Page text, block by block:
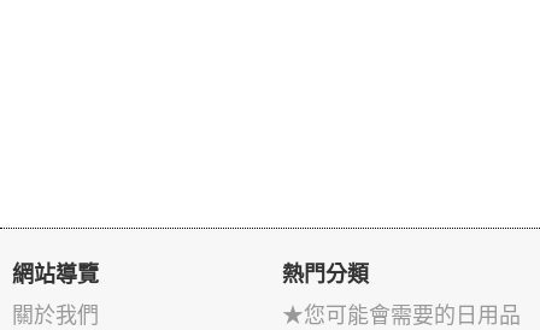
網站導覽
關於我們
熱門分類
★您可能會需要的日用品